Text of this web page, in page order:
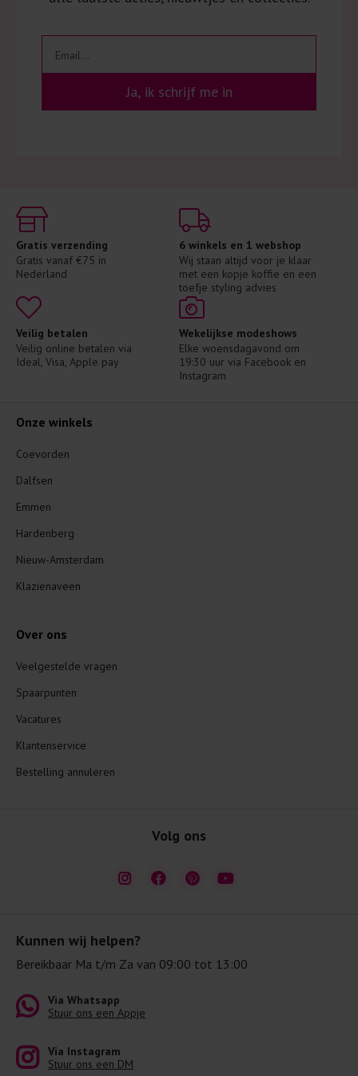
Ja, ik schrijf me in
Gratis verzending
Gratis vanaf €75 in
Nederland
6 winkels en 1 webshop
Wij staan altijd voor je klaar
met een kopje koffie en een
toefje styling advies
Veilig betalen
Veilig online betalen via
Ideal, Visa, Apple pay
Wekelijkse modeshows
Elke woensdagavond om
19:30 uur via Facebook en
Instagram
Kunnen wij helpen?
Bereikbaar Ma t/m Za van 09:00 tot 13:00
Via Whatsapp
Stuur ons een Appje
Via Instagram
Stuur ons een DM
Onze winkels
Coevorden
Dalfsen
Emmen
Hardenberg
Nieuw-Amsterdam
Klazienaveen
Over ons
Veelgestelde vragen
Spaarpunten
Vacatures
Klantenservice
Bestelling annuleren
Volg ons